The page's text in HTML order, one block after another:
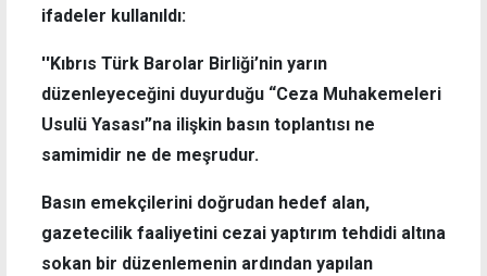
ifadeler kullanıldı:
''Kıbrıs Türk Barolar Birliği’nin yarın
düzenleyeceğini duyurduğu “Ceza Muhakemeleri
Usulü Yasası”na ilişkin basın toplantısı ne
samimidir ne de meşrudur.
Basın emekçilerini doğrudan hedef alan,
gazetecilik faaliyetini cezai yaptırım tehdidi altına
sokan bir düzenlemenin ardından yapılan